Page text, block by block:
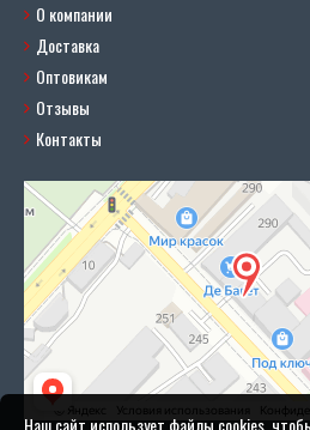
О компании
Доставка
Оптовикам
Отзывы
Контакты
Наш сайт использует файлы cookies,